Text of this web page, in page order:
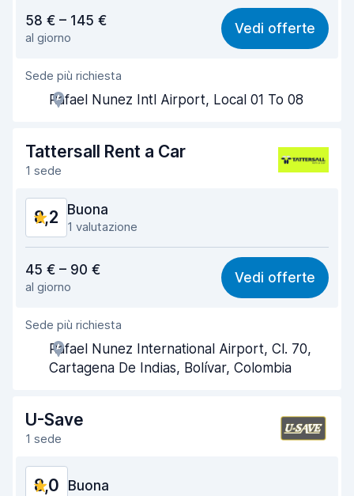
8,1
Facile da trovare 8,2
Gentilezza degli agenti
Rapidità del ritiro
Rapidità della riconsegna 8,2
Condizioni dell'auto
58 € – 145 €
al giorno
Vedi offerte
Sede più richiesta
Rafael Nunez Intl Airport, Local 01 To 08
Tattersall Rent a Car
1 sede
8,2 Buona
1 valutazione
8,2
Facile da trovare 8,2
Gentilezza degli agenti
Rapidità del ritiro
Pulizia del veicolo 8,0
Condizioni dell'auto
45 € – 90 €
al giorno
Vedi offerte
Sede più richiesta
Rafael Nunez International Airport, Cl. 70,
Cartagena De Indias, Bolívar, Colombia
U-Save
1 sede
8,0 Buona